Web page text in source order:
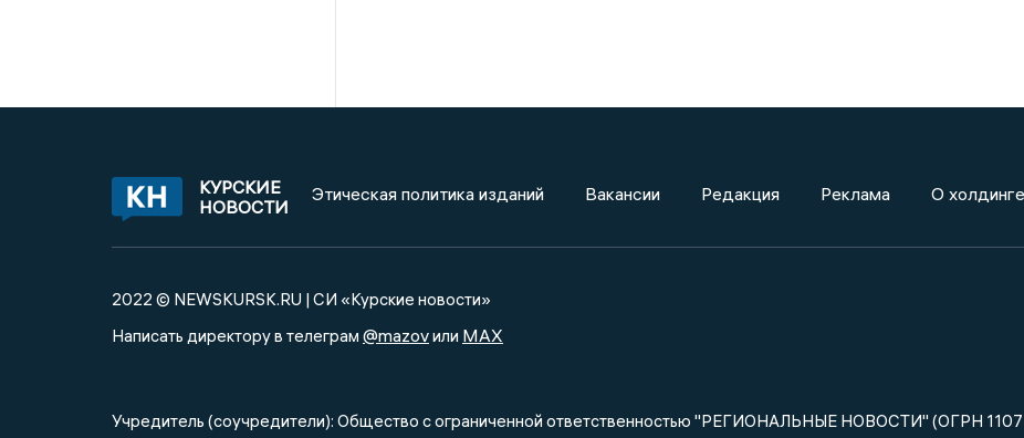
КУРСКИЕ
НОВОСТИ
Этическая политика изданий Вакансии Редакция Реклама О холдинге
2022 © NEWSKURSK.RU | СИ «Курские новости»
Написать директору в телеграм @mazovили MAX
Учредитель (соучредители): Общество с ограниченной ответственностью "РЕГИОНАЛЬНЫЕ НОВОСТИ" (ОГРН